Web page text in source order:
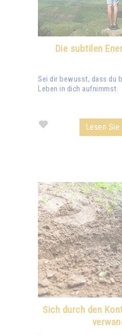
Die subtilen
Sei dir bewusst, dass du
Leben in dich aufnimmst.
Lesen Sie
Sich durch den